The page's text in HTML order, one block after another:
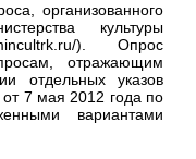
организованного
культуры
). Опрос
отражающим
отдельных указов
7 мая 2012 года по
вариантами